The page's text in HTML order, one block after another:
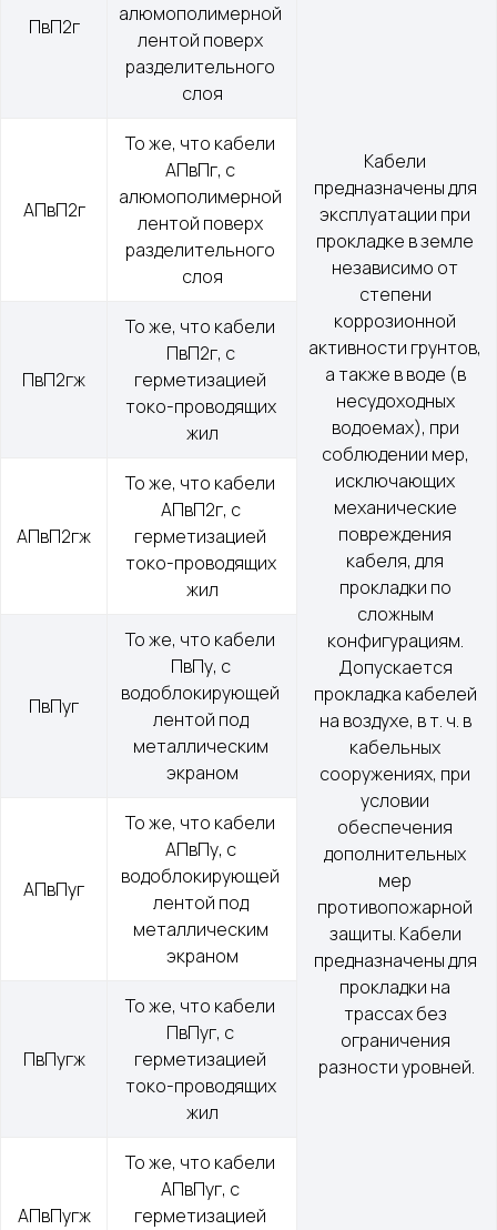
Кабели
предназначены для
эксплуатации при
прокладке в земле
независимо от
степени
коррозионной
активности грунтов,
а также в воде (в
несудоходных
водоемах), при
соблюдении мер,
исключающих
механические
повреждения
кабеля, для
прокладки по
сложным
конфигурациям.
Допускается
прокладка кабелей
на воздухе, в т. ч. в
кабельных
сооружениях, при
условии
обеспечения
дополнительных
мер
противопожарной
защиты. Кабели
предназначены для
прокладки на
трассах без
ограничения
разности уровней.
ПвП2г
алюмополимерной
лентой поверх
разделительного
слоя
АПвП2г
То же, что кабели
АПвПг, с
алюмополимерной
лентой поверх
разделительного
слоя
ПвП2гж
То же, что кабели
ПвП2г, с
герметизацией
токо-проводящих
жил
АПвП2гж
То же, что кабели
АПвП2г, с
герметизацией
токо-проводящих
жил
ПвПуг
То же, что кабели
ПвПу, с
водоблокирующей
лентой под
металлическим
экраном
АПвПуг
То же, что кабели
АПвПу, с
водоблокирующей
лентой под
металлическим
экраном
ПвПугж
То же, что кабели
ПвПуг, с
герметизацией
токо-проводящих
жил
АПвПугж
То же, что кабели
АПвПуг, с
герметизацией